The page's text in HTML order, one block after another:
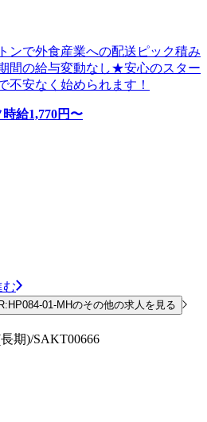
ンで外食産業への配送ピック積み
間の給与変動なし★安心のスター
不安なく始められます！
時給1,770円〜
む
01-MHのその他の求人を見る
期)/SAKT00666